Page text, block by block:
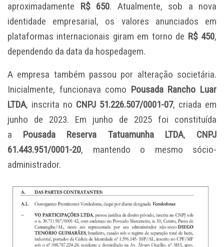
aproximadamente R$ 650. Atualmente, sob a nova
identidade empresarial, os valores anunciados em
plataformas internacionais giram em torno de R$ 450,
dependendo da data da hospedagem.
A empresa também passou por alteração societária.
Inicialmente, funcionava como Pousada Rancho Luar
LTDA, inscrita no CNPJ 51.226.507/0001-07, criada em
junho de 2023. Em junho de 2025 foi constituída
a Pousada Reserva Tatuamunha LTDA, CNPJ
61.443.951/0001-20, mantendo o mesmo sócio-
administrador.